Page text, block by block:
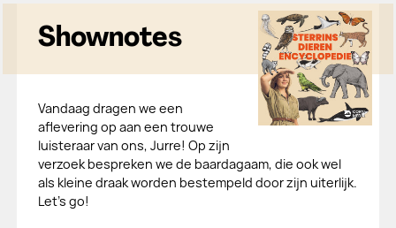
Shownotes
Vandaag dragen we een
aflevering op aan een trouwe
luisteraar van ons, Jurre! Op zijn
verzoek bespreken we de baardagaam, die ook wel
als kleine draak worden bestempeld door zijn uiterlijk.
Let’s go!